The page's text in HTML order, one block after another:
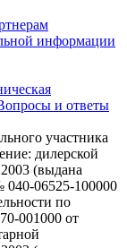
информации
и ответы
участника
дилерской
(выдана
06525-100000
по
001000 от